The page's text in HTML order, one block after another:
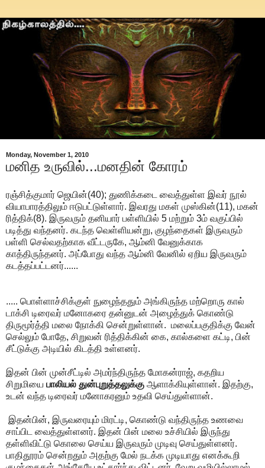
Monday, November 1, 2010
மனித உருவில்...மனதின் கோரம்
ரஞ்சித்குமார் ஜெயின்(40); துணிக்கடை வைத்துள்ள இவர் நூல்
வியாபாரத்திலும் ஈடுபட்டுள்ளார். இவரது மகள் முஸ்கின்(11), மகன்
ரித்திக்(8). இருவரும் தனியார் பள்ளியில் 5 மற்றும் 3ம் வகுப்பில்
படித்து வந்தனர். கடந்த வெள்ளியன்று, குழந்தைகள் இருவரும்
பள்ளி செல்வதற்காக வீட்டருகே, ஆம்னி வேனுக்காக
காத்திருந்தனர். அப்போது வந்த ஆம்னி வேனில் ஏறிய இருவரும்
கடத்தப்பட்டனர்......
..... பொள்ளாச்சிக்குள் நுழைந்ததும் அங்கிருந்த மற்றொரு கால்
டாக்சி டிரைவர் மனோகரை தன்னுடன் அழைத்துக் கொண்டு
திருமூர்த்தி மலை நோக்கி சென்றுள்ளான். மலைப்பகுதிக்கு வேன்
செல்லும் போதே, சிறுவன் ரித்திக்கின் கை, கால்களை கட்டி, பின்
சீட்டுக்கு அடியில் கிடத்தி உள்ளனர்.
இதன் பின் முன்சீட்டில் அமர்ந்திருந்த மோகன்ராஜ், கதறிய
சிறுமியை பாலியல் துன்புறுத்தலுக்கு ஆளாக்கியுள்ளான். இதற்கு,
உடன் வந்த டிரைவர் மனோகரனும் உதவி செய்துள்ளான்.
இதன்பின், இருவரையும் மிரட்டி, கொண்டு வந்திருந்த உணவை
சாப்பிட வைத்துள்ளனர். இதன் பின் மலை உச்சியில் இருந்து
தள்ளிவிட்டு கொலை செய்ய இருவரும் முடிவு செய்துள்ளனர்.
பாதிதூரம் சென்றதும் அதற்கு மேல் நடக்க முடியாது எனக்கூறி